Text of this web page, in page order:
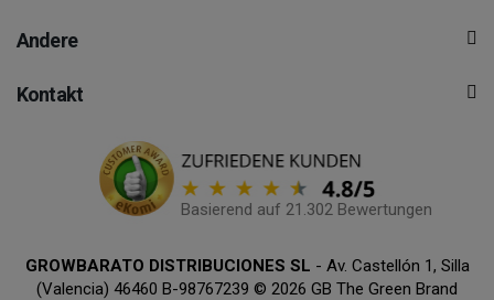
Andere
Kontakt
Basierend auf 21.302 Bewertungen
GROWBARATO DISTRIBUCIONES SL - Av. Castellón 1, Silla
(Valencia) 46460 B-98767239 © 2026 GB The Green Brand